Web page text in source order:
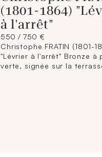
(1801-1864)
à l'arrêt"
550 / 750 €
Christophe FRATIN (1801-
"Lévrier à l'arrêt" Bronze à
verte, signée sur la